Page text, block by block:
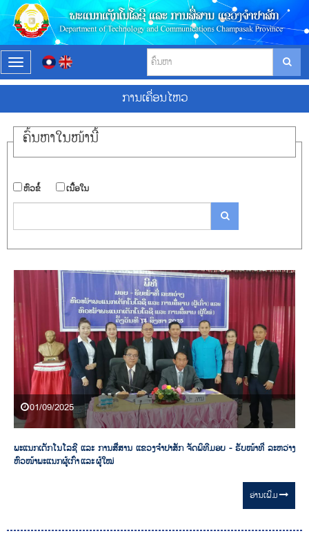
T
o
g
l
e
a
i
g
a
i
o
ການ​ເຄື່ອນ​ໄຫວ
ຄົ້ນ​ຫາ​ໃນ​ໜ້ານີ້
​ຫົວ​ຂໍ້ ​ເນື້ອ​ໃນ
01/09/2025
ພະແນກເຕັກໂນໂລຊີ ແລະ ການສື່ສານ ແຂວງຈໍາປາສັກ ຈັດພິທີມອບ - ຮັບໜ້າທີ່ ລະຫວ່າງ
ຫົວໜ້າພະແນກຜູ້ເກົ່າ ແລະ ຜູ້ໃໝ່
ອ່ານ​ເພີ່ມ